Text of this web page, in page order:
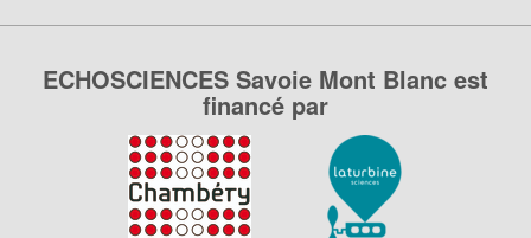
ECHOSCIENCES Savoie Mont Blanc est
financé par